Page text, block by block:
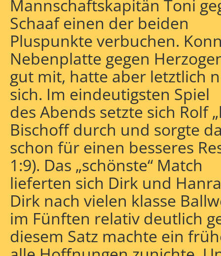
Mannschaftskapitän Toni
Schaaf einen der beiden
Pluspunkte verbuchen.
Nebenplatte gegen
gut mit, hatte aber letztlich
sich. Im eindeutigsten Spiel
des Abends setzte sich Rolf
Bischoff durch und sorgte
schon für einen besseres
1:9). Das „schönste“ Match
lieferten sich Dirk und
Dirk nach vielen klasse
im Fünften relativ deutlich
diesem Satz machte ein